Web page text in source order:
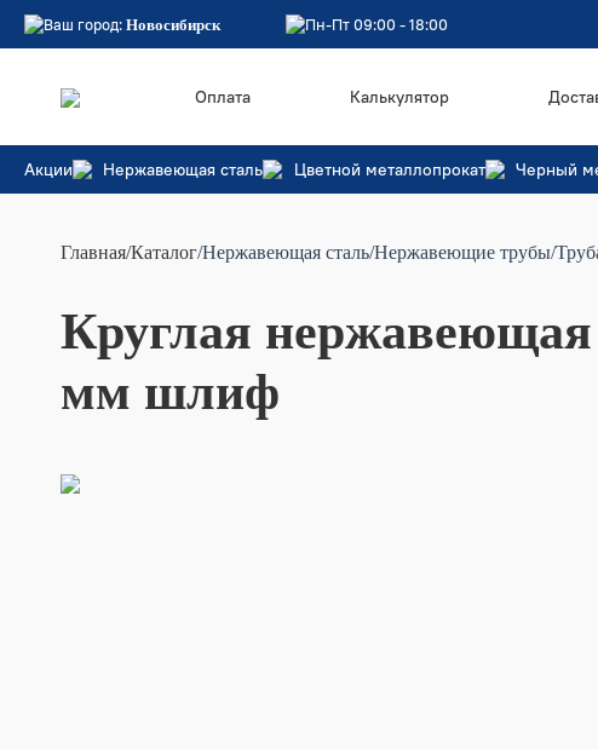
Ваш город: Новосибирск Пн-Пт 09:00 - 18:00
Оплата Калькулятор
Акции Нержавеющая сталь Цветной металлопрокат Черный
Главная/Каталог/Нержавеющая сталь/Нержавеющие трубы/
Круглая нержавеющая
мм шлиф